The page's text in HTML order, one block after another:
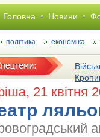
Головна Новини
політика економіка
, 21 квітня